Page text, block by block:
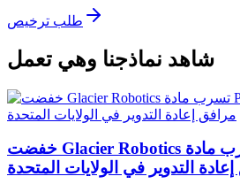
طلب ترخيص
شاهد نماذجنا وهي تعمل
خفضت Glacier Robotics تسرب مادة PET بنسبة 70%
التدوير في الولايات المتحدة